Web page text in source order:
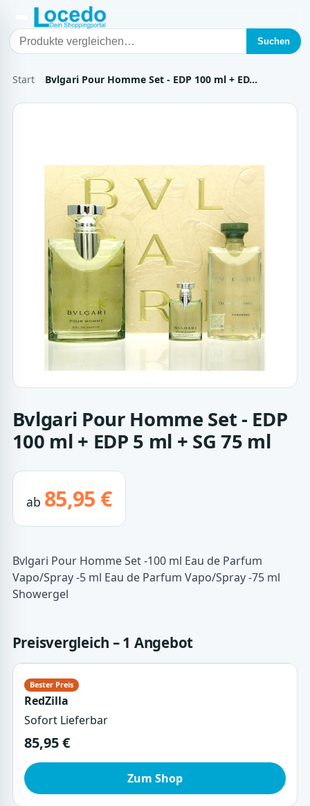
Suchen
Start Bvlgari Pour Homme Set - EDP 100 ml + ED…
Bvlgari Pour Homme Set - EDP
100 ml + EDP 5 ml + SG 75 ml
ab 85,95 €
Bvlgari Pour Homme Set -100 ml Eau de Parfum
Vapo/Spray -5 ml Eau de Parfum Vapo/Spray -75 ml
Showergel
Preisvergleich – 1 Angebot
RedZilla
Sofort Lieferbar
85,95 €
Zum Shop